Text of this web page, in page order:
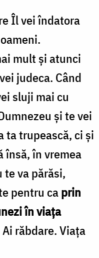
Îl vei îndatora
mult și atunci
judeca. Când
sluji mai cu
și te vei
ta trupească, ci și
însă, în vremea
va părăsi,
pentru caprin
în viața
Ai răbdare. Viața